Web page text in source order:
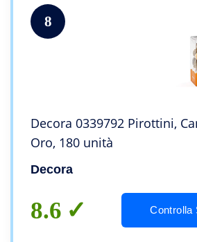
8
Decora 0339792 Pirottini,
Oro, 180 unità
Decora
8.6 Controlla